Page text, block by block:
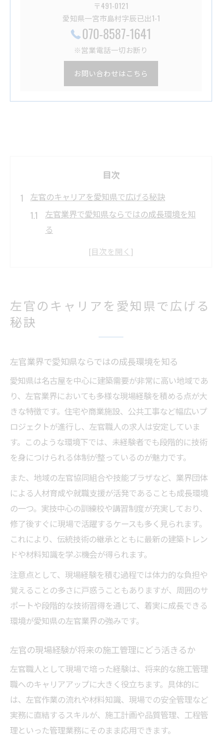
〒491-0121
愛知県一宮市島村字辰已出1-1
070-8587-1641
※営業電話一切お断り
お問い合わせはこちら
目次
左官のキャリアを愛知県で広げる秘訣
左官業界で愛知県ならではの成長環境を知
る
左官の現場経験が将来の施工管理にどう活
左官の資格取得とキャリアアップ成功の秘
イント
施工管理職で築く安定の未来とは
左官と施工管理の両立で安定した職場を目
指す方法
施工管理による左官現場の効率化と品質向
上の秘訣
左官経験が施工管理職のキャリア形成に与
える影響
愛知県で施工管理職を選ぶ際の注目ポイン
ト
施工管理と左官のスキルを活かせる働き方
とは
未経験から始める左官と現場管理の道
未経験から左官の現場に挑戦する際のポイ
ント
左官・施工管理の研修制度とサポート体制
を解説
理由
現場管理の基礎を左官業務で身につける方
法
未経験者が左官施工管理で成長できる環境
とは
左官のキャリアを愛知県で広げる
秘訣
左官業界で愛知県ならではの成長環境を知る
愛知県は名古屋を中心に建築需要が非常に高い地域であ
り、左官業界においても多様な現場経験を積める点が大
きな特徴です。住宅や商業施設、公共工事など幅広いプ
ロジェクトが進行し、左官職人の求人は安定していま
す。このような環境下では、未経験者でも段階的に技術
を身につけられる体制が整っているのが魅力です。
また、地域の左官協同組合や技能プラザなど、業界団体
による人材育成や就職支援が活発であることも成長環境
の一つ。実技中心の訓練校や講習制度が充実しており、
修了後すぐに現場で活躍するケースも多く見られます。
これにより、伝統技術の継承とともに最新の建築トレン
ドや材料知識を学ぶ機会が得られます。
注意点として、現場経験を積む過程では体力的な負担や
覚えることの多さに戸惑うこともありますが、周囲のサ
ポートや段階的な技術習得を通じて、着実に成長できる
環境が愛知県の左官業界の強みです。
左官の現場経験が将来の施工管理にどう活きるか
左官職人として現場で培った経験は、将来的な施工管理
職へのキャリアアップに大きく役立ちます。具体的に
は、左官作業の流れや材料知識、現場での安全管理など
実務に直結するスキルが、施工計画や品質管理、工程管
理といった管理業務にそのまま応用できます。